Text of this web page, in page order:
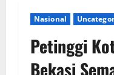
Nasional
Petinggi
Bekasi